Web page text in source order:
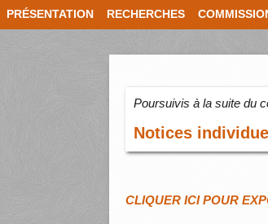
PRÉSENTATION RECHERCHES
Poursuivis à la suite du
Notices
CLIQUER ICI POUR